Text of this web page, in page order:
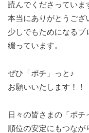
読んでくださっていま
本当にありがとうござ
少しでもためになるブ
綴っています。
ぜひ「ポチ」っと♪
お願いいたします！！
日々の皆さまの「ポチ
順位の安定にもつな